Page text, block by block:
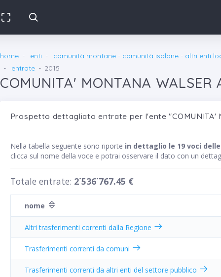
home enti comunità montane - comunità isolane - altri enti
entrate
2015
COMUNITA' MONTANA WALSER
Prospetto dettagliato entrate per l'ente "COMUNITA'
Nella tabella seguente sono riporte in dettaglio le 19 voci delle
clicca sul nome della voce e potrai osservare il dato con un
Totale entrate: 2˙536˙767.45 €
nome
Altri trasferimenti correnti dalla Regione
Trasferimenti correnti da comuni
Trasferimenti correnti da altri enti del settore pubblico